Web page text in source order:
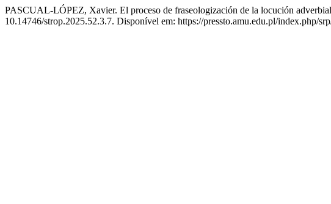
PASCUAL-LÓPEZ, Xavier. El proceso de fraseologización de la locución
10.14746/strop.2025.52.3.7. Disponível em: https://pressto.amu.edu.pl/index.php/